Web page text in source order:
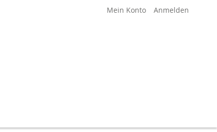
Mein Konto Anmelden